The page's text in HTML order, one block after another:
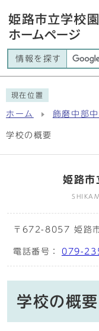
情報を探す
現在位置
ホーム 飾磨中部
学校の概要
姫路市
〒672-8057 姫路
電話番号： 079-
学校の概要